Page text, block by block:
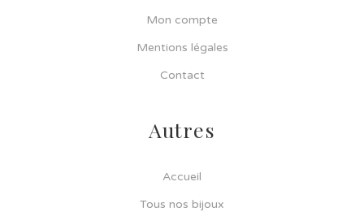
Mon compte
Mentions légales
Contact
Autres
Accueil
Tous nos bijoux